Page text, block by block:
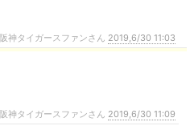
神タイガースファンさん 2019,6/30 11:03
神タイガースファンさん 2019,6/30 11:09